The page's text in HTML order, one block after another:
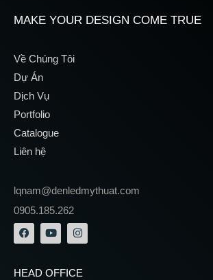
MAKE YOUR DESIGN COME TRUE
Về Chúng Tôi
Dự Án
Dịch Vụ
Portfolio
Catalogue
Liên hệ
lqnam@denledmythuat.com
0905.185.262
HEAD OFFICE